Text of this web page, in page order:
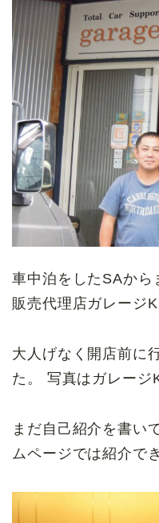
車中泊をしたSAから
販売代理店ガレージK
大人げなく開店前に
た。 写真はガレージ
まだ自己紹介を書い
ムページでは紹介で